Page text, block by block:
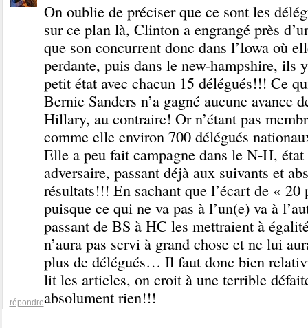
On oublie de préciser que ce sont les
sur ce plan là, Clinton a engrangé près
que son concurrent donc dans l’Iowa où
perdante, puis dans le new-hampshire, ils
petit état avec chacun 15 délégués!!! Ce
Bernie Sanders n’a gagné aucune avance
Hillary, au contraire! Or n’étant pas
comme elle environ 700 délégués
Elle a peu fait campagne dans le N-H,
adversaire, passant déjà aux suivants et
résultats!!! En sachant que l’écart de «
puisque ce qui ne va pas à l’un(e) va à
passant de BS à HC les mettraient à
n’aura pas servi à grand chose et ne lui
plus de délégués… Il faut donc bien
lit les articles, on croit à une terrible
absolument rien!!!
répondre